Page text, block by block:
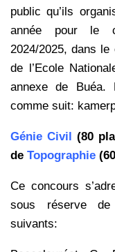
public qu’ils
année pour le
2024/2025, dans le
de l’Ecole
annexe de Buéa.
comme suit:
Génie Civil (80
de Topographie
Ce concours
sous réserve de
suivants: